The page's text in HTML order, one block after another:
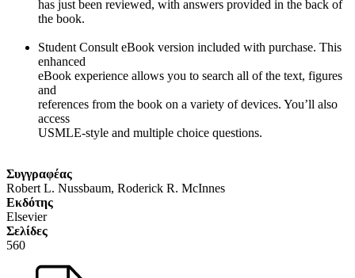
has just been reviewed, with answers provided in the back of
the book.
Student Consult eBook version included with purchase. This
enhanced
eBook experience allows you to search all of the text, figures
and
references from the book on a variety of devices. You’ll also
access
USMLE-style and multiple choice questions.
Συγγραφέας
Robert L. Nussbaum, Roderick R. McInnes
Eκδότης
Elsevier
Σελίδες
560